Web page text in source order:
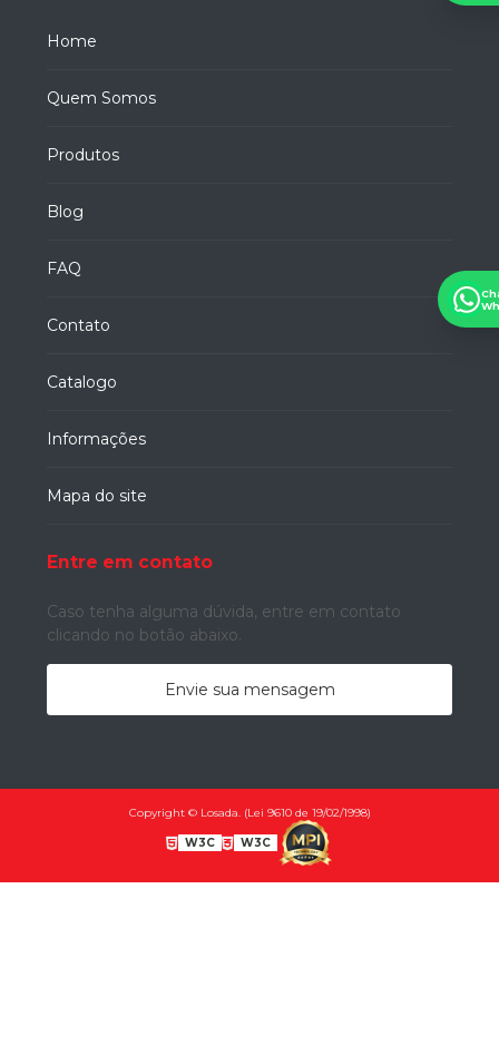
Home
Quem Somos
Produtos
Blog
FAQ
Contato
Catalogo
Informações
Mapa do site
Entre em contato
Caso tenha alguma dúvida, entre em contato
clicando no botão abaixo.
Envie sua mensagem
Copyright © Losada. (Lei 9610 de 19/02/1998)
W3C W3C